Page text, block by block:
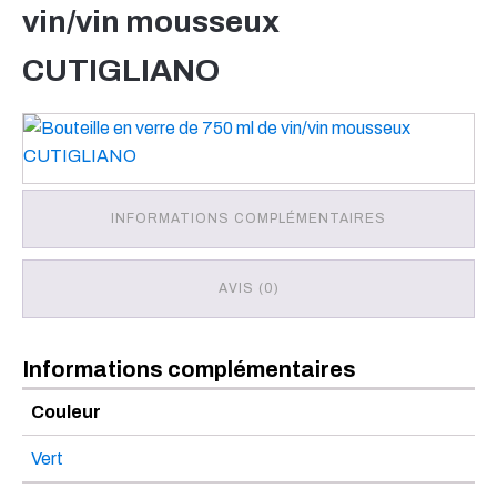
vin/vin mousseux
CUTIGLIANO
INFORMATIONS COMPLÉMENTAIRES
AVIS (0)
Informations complémentaires
Couleur
Vert